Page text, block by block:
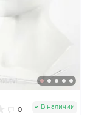
0 В наличии